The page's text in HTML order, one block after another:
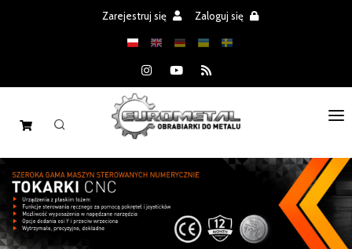
Zarejestruj się Zaloguj się
STRONA GŁÓWNA
MASZYNY
CZĘŚCI